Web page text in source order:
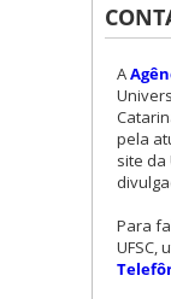
A
pela
site da
Para
UFSC,